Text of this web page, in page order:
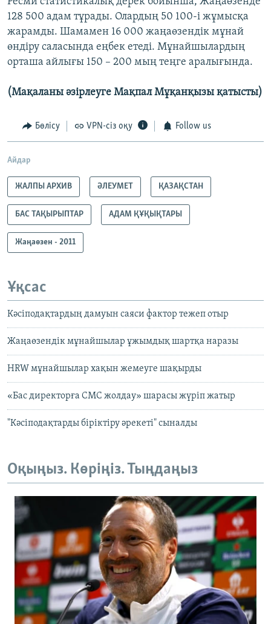
128 500 адам тұрады. Олардың 50 100-і жұмысқа
жарамды. Шамамен 16 000 жаңаөзендік мұнай
өндіру саласында еңбек етеді. Мұнайшылардың
орташа айлығы 150 – 200 мың теңге аралығында.
(Мақаланы әзірлеуге Мақпал Мұқанқызы қатысты)
Бөлісу VPN-сіз оқу Follow us
Айдар
ЖАЛПЫ АРХИВ ӘЛЕУМЕТ ҚАЗАҚСТАН
БАС ТАҚЫРЫПТАР АДАМ ҚҰҚЫҚТАРЫ
Жаңаөзен - 2011
Ұқсас
Кәсіподақтардың дамуын саяси фактор тежеп отыр
Жаңаөзендік мұнайшылар ұжымдық шартқа наразы
HRW мұнайшылар хақын жемеуге шақырды
«Бас директорға СМС жолдау» шарасы жүріп жатыр
"Кәсіподақтарды біріктіру әрекеті" сыналды
Оқыңыз. Көріңіз. Тыңдаңыз